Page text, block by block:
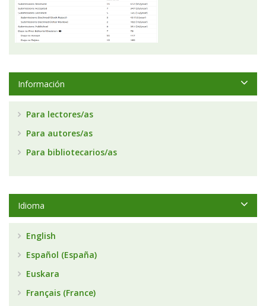
Información
Para lectores/as
Para autores/as
Para bibliotecarios/as
Idioma
English
Español (España)
Euskara
Français (France)